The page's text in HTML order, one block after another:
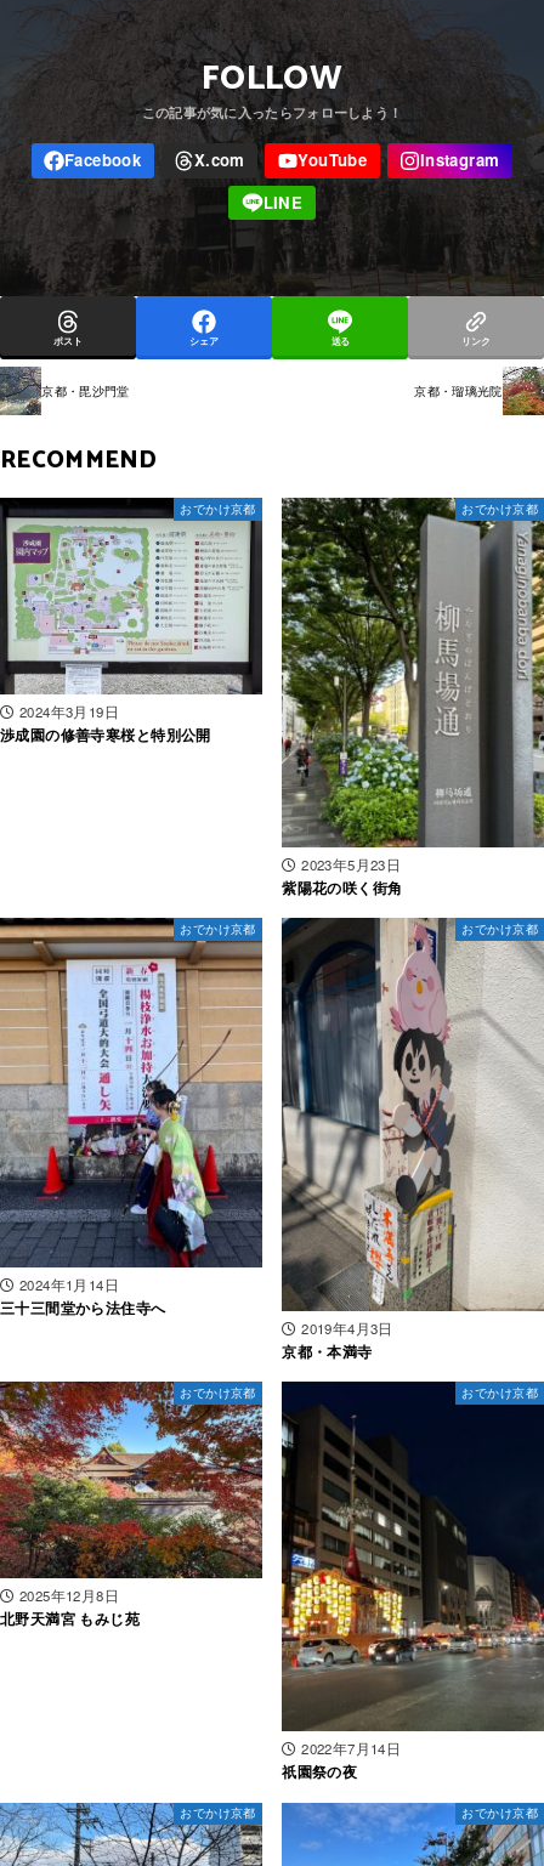
FOLLOW
ポスト シェア 送る リンク
京都・毘沙門堂 京都・瑠璃光院
RECOMMEND
おでかけ京都
2024年3月19日
渉成園の修善寺寒桜と特別公開
おでかけ京都
2023年5月23日
紫陽花の咲く街角
おでかけ京都
2024年1月14日
三十三間堂から法住寺へ
おでかけ京都
2019年4月3日
京都・本満寺
おでかけ京都
2025年12月8日
北野天満宮 もみじ苑
おでかけ京都
2022年7月14日
祇園祭の夜
おでかけ京都 おでかけ京都